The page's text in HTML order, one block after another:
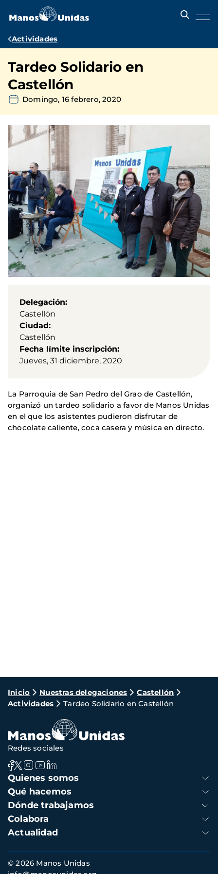
contenido
Ruta
navegación
Actividades
Tardeo Solidario en
Castellón
Domingo, 16 febrero, 2020
Delegación
Castellón
Ciudad
Castellón
Fecha límite inscripción
Jueves, 31 diciembre, 2020
La Parroquia de San Pedro del Grao de Castellón,
organizó un tardeo solidario a favor de Manos Unidas
en el que los asistentes pudieron disfrutar de
chocolate caliente, coca casera y música en directo.
Ruta
de
navegación
Inicio Nuestras delegaciones
Castellón
Actividades
Tardeo Solidario en Castellón
Navegación
principal
Quienes somos
Qué hacemos
Dónde trabajamos
Colabora
Actualidad
Redes sociales
Información
de
© 2026 Manos Unidas